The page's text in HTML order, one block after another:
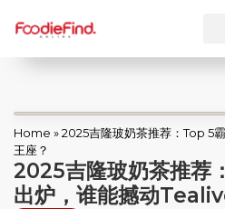
Home »2025吉隆玻奶茶推荐：Top 5
王座？
2025吉隆玻奶茶推荐
出炉，谁能撼动